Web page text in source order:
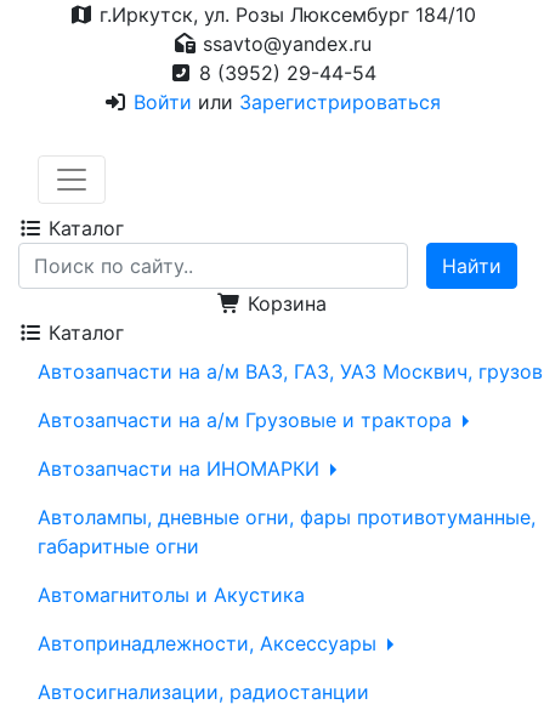
г.Иркутск, ул. Розы Люксембург 184/10
ssavto@yandex.ru
8 (3952) 29-44-54
Войти или Зарегистрироваться
Каталог
Корзина
Каталог
Автозапчасти на а/м ВАЗ, ГАЗ, УАЗ Москвич,
Автозапчасти на а/м Грузовые и трактора
Автозапчасти на ИНОМАРКИ
Автолампы, дневные огни, фары противотуманные,
габаритные огни
Автомагнитолы и Акустика
Автопринадлежности, Аксессуары
Автосигнализации, радиостанции